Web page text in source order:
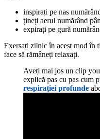
inspirați pe nas
țineți aerul numărând
expirați pe gură
Exersați zilnic în acest mod în
face să rămâneți relaxați.
Aveți mai jos un clip
explică pas cu pas cum
respirației profunde